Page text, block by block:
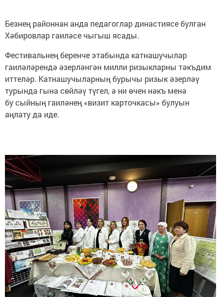
Безнең районнан анда педагоглар династиясе булган
Хәбировлар гаиләсе чыгыш ясады.
Фестивальнең беренче этабында катнашучылар
гаиләләрендә әзерләнгән милли ризыкларны тәкъдим
иттеләр. Катнашучыларның бурычы ризык әзерләү
турында гына сөйләү түгел, ә ни өчен нәкъ менә
бу сыйның гаиләнең «визит карточкасы» булуын
аңлату да иде.